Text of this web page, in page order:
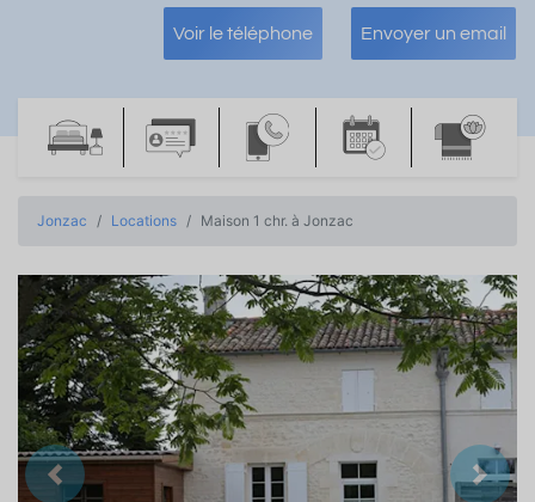
Voir le téléphone Envoyer un email
Jonzac Locations Maison 1 chr. à Jonzac
Précedent